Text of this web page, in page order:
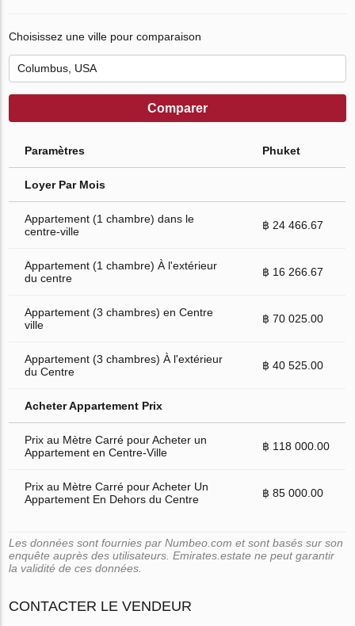
Choisissez une ville pour comparaison
Comparer
Paramètres Phuket
Loyer Par Mois
Appartement (1 chambre) dans le
centre-ville
฿ 24 466.67
Appartement (1 chambre) À l'extérieur
du centre
฿ 16 266.67
Appartement (3 chambres) en Centre
ville
฿ 70 025.00
Appartement (3 chambres) À l'extérieur
du Centre
฿ 40 525.00
Acheter Appartement Prix
Prix au Mètre Carré pour Acheter un
Appartement en Centre-Ville
฿ 118 000.00
Prix au Mètre Carré pour Acheter Un
Appartement En Dehors du Centre
฿ 85 000.00
Les données sont fournies par Numbeo.com et sont basés sur son
enquête auprès des utilisateurs. Emirates.estate ne peut garantir
la validité de ces données.
CONTACTER LE VENDEUR